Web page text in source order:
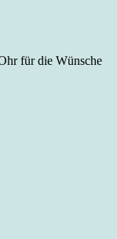
für die Wünsche